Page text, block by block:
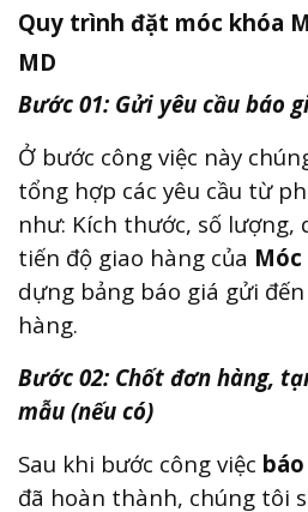
Quy trình đặt móc khóa
MD
Bước 01: Gửi yêu cầu báo
Ở bước công việc này
tổng hợp các yêu cầu từ
như: Kích thước, số lượng,
tiến độ giao hàng của
dựng bảng báo giá gửi
hàng.
Bước 02: Chốt đơn hàng,
mẫu (nếu có)
Sau khi bước công việc
đã hoàn thành, chúng tôi